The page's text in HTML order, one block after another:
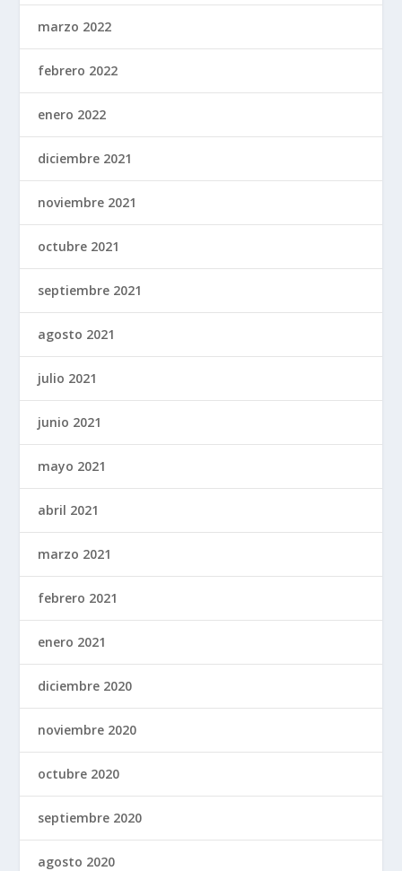
marzo 2022
febrero 2022
enero 2022
diciembre 2021
noviembre 2021
octubre 2021
septiembre 2021
agosto 2021
julio 2021
junio 2021
mayo 2021
abril 2021
marzo 2021
febrero 2021
enero 2021
diciembre 2020
noviembre 2020
octubre 2020
septiembre 2020
agosto 2020